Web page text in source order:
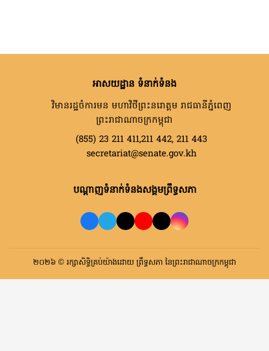
អាសយដ្ឋាន ទំនាក់ទំនង
វិមានរដ្ឋចំការមន មហាវិថីព្រះនរោត្តម រាជធានីភ្នំពេញ
ព្រះរាជាណាចក្រកម្ពុជា
(855) 23 211 411,211 442, 211 443
secretariat@senate.gov.kh
បណ្តាញទំនាក់ទំនងសង្គមព្រឹទ្ធសភា
២០២៦ © រក្សាសិទ្ធិគ្រប់យ៉ាងដោយ ព្រឹទ្ធសភា នៃព្រះរាជាណាចក្រកម្ពុជា